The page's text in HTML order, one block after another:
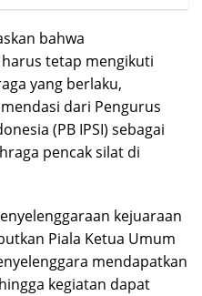
bahwa
tetap mengikuti
yang berlaku,
dari Pengurus
(PB IPSI) sebagai
pencak silat di
kejuaraan
Piala Ketua Umum
mendapatkan
kegiatan dapat